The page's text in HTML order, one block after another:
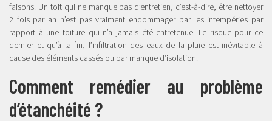
faisons. Un toit qui ne manque pas d’entretien, c’est-à-dire, être nettoyer
2 fois par an n’est pas vraiment endommager par les intempéries par
rapport à une toiture qui n’a jamais été entretenue. Le risque pour ce
dernier et qu’à la fin, l’infiltration des eaux de la pluie est inévitable à
cause des éléments cassés ou par manque d’isolation.
Comment remédier au problème
d’étanchéité ?